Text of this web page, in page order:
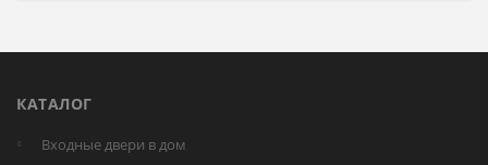
КАТАЛОГ
Входные двери в дом